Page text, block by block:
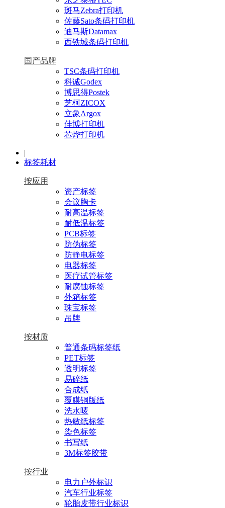
斑马Zebra打印机
佐藤Sato条码打印机
迪马斯Datamax
西铁城条码打印机
国产品牌
TSC条码打印机
科诚Godex
博思得Postek
芝柯ZICOX
立象Argox
佳博打印机
芯烨打印机
|
标签耗材
按应用
资产标签
会议胸卡
耐高温标签
耐低温标签
PCB标签
防伪标签
防静电标签
电器标签
医疗试管标签
耐腐蚀标签
外箱标签
珠宝标签
吊牌
按材质
普通条码标签纸
PET标签
透明标签
易碎纸
合成纸
覆膜铜版纸
洗水唛
热敏纸标签
染色标签
书写纸
3M标签胶带
按行业
电力户外标识
汽车行业标签
轮胎皮带行业标识